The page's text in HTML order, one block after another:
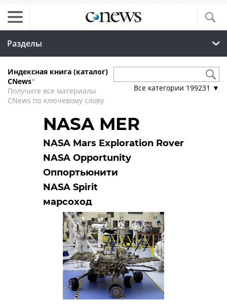
Разделы
Индексная книга (каталог)
CNews*
Получите все материалы
CNews по ключевому слову
Все категории 199231 ▼
NASA MER
NASA Mars Exploration Rover
NASA Opportunity
Оппортьюнити
NASA Spirit
марсоход